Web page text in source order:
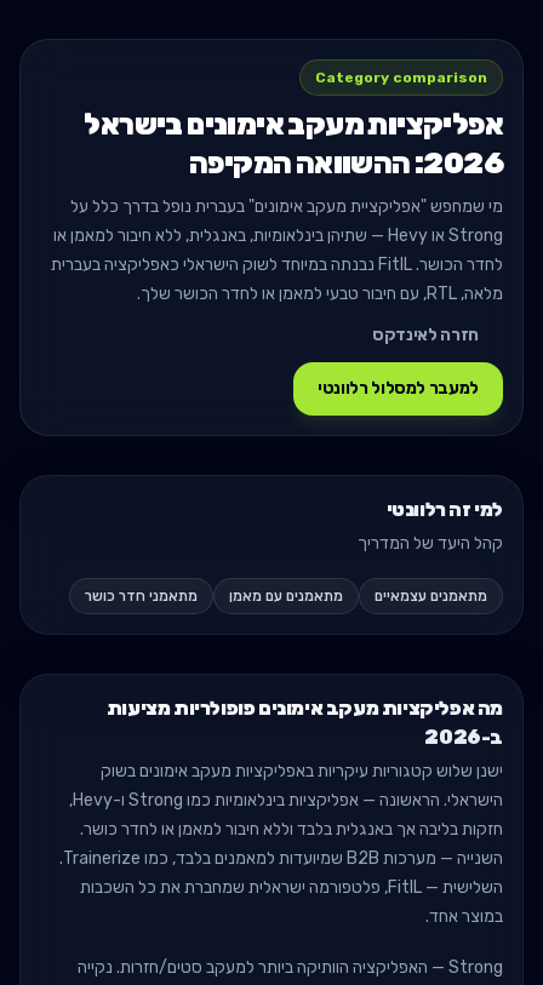
Category comparison
אפליקציות מעקב אימונים בישראל
2026: ההשוואה המקיפה
מי שמחפש "אפליקציית מעקב אימונים" בעברית נופל בדרך כלל על
Strong או Hevy — שתיהן בינלאומיות, באנגלית, ללא חיבור למאמן או
לחדר הכושר. FitIL נבנתה במיוחד לשוק הישראלי כאפליקציה בעברית
מלאה, RTL, עם חיבור טבעי למאמן או לחדר הכושר שלך.
חזרה לאינדקס
למעבר למסלול רלוונטי
למי זה רלוונטי
קהל היעד של המדריך
מתאמנים עצמאיים מתאמנים עם מאמן מתאמני חדר כושר
מה אפליקציות מעקב אימונים פופולריות מציעות
ב-2026
ישנן שלוש קטגוריות עיקריות באפליקציות מעקב אימונים בשוק
הישראלי. הראשונה — אפליקציות בינלאומיות כמו Strong ו-Hevy,
חזקות בליבה אך באנגלית בלבד וללא חיבור למאמן או לחדר כושר.
השנייה — מערכות B2B שמיועדות למאמנים בלבד, כמו Trainerize.
השלישית — FitIL, פלטפורמה ישראלית שמחברת את כל השכבות
במוצר אחד.
Strong — האפליקציה הוותיקה ביותר למעקב סטים/חזרות. נקייה